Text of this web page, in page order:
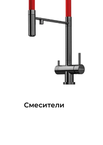
Смесители